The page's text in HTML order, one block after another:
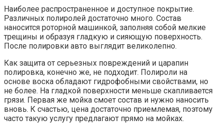
Наиболее распространенное и доступное покрытие.
Различных полиролей достаточно много. Состав
наносится роторной машинкой, заполняя собой мелкие
трещины и образуя гладкую и сияющую поверхность.
После полировки авто выглядит великолепно.
Как защита от серьезных повреждений и царапин
полировка, конечно же, не подходит. Полироли на
основе воска обладают гидрофобными свойствами, но
не более. На гладкой поверхности меньше скапливается
грязи. Первая же мойка смоет состав и нужно наносить
вновь. К счастью, цена достаточно приемлемая, поэтому
часто такую услугу предлагают прямо на мойках.